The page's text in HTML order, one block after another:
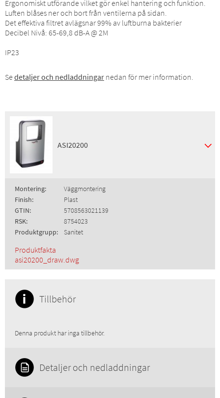
Ergonomiskt utförande vilket gör enkel hantering och funktion.
Luften blåses ner och bort från ventilerna på sidan.
Det effektiva filtret avlägsnar 99% av luftburna bakterier
Decibel Nivå: 65-69,8 dB-A @ 2M
IP23
Se detaljer och nedladdningar nedan för mer information.
ASI20200
Montering:
Väggmontering
Finish:
Plast
GTIN:
5708563021139
RSK:
8754023
Produktgrupp:
Sanitet
Produktfakta
asi20200_draw.dwg
Tillbehör
Denna produkt har inga tillbehör.
Detaljer och nedladdningar